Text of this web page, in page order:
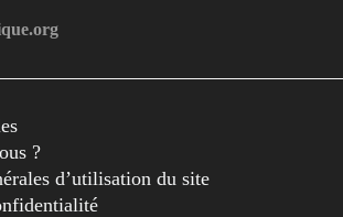
?
d’utilisation du site